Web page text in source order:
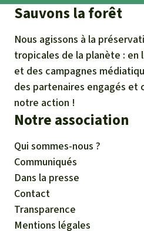
Sauvons la forêt
Nous agissons à la
tropicales de la planète :
et des campagnes
des partenaires engagés et
notre action !
Notre association
Qui sommes-nous ?
Communiqués
Dans la presse
Contact
Transparence
Mentions légales